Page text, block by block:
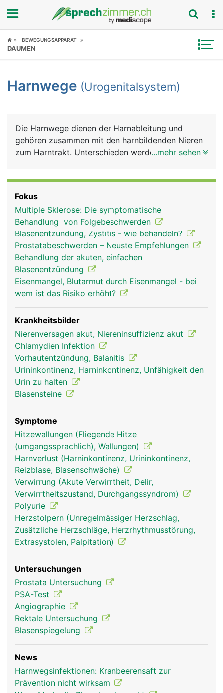
Fokus
Symptome
News
Rubriken
BEWEGUNGSAPPARAT
DAUMEN
Harnwege (Urogenitalsystem)
Die Harnwege dienen der Harnableitung und
gehören zusammen mit den harnbildenden Nieren
zum Harntrakt. Unterschieden werden anatomisch
Die Nieren dienen der Harnbildung, die Harnleiter
zum Harntransport in die Blase, die Harnblase zur
Harnspeicherung und die Harnröhre zur
Harnausscheidung.
...mehr sehen
Fokus
Multiple Sklerose: Die symptomatische
Behandlung von Folgebeschwerden
Blasenentzündung, Zystitis - wie behandeln?
Prostatabeschwerden – Neuste Empfehlungen
Behandlung der akuten, einfachen
Blasenentzündung
Eisenmangel, Blutarmut durch Eisenmangel - bei
wem ist das Risiko erhöht?
Krankheitsbilder
Nierenversagen akut, Niereninsuffizienz akut
Chlamydien Infektion
Vorhautentzündung, Balanitis
Urininkontinenz, Harninkontinenz, Unfähigkeit den
Urin zu halten
Blasensteine
Symptome
Hitzewallungen (Fliegende Hitze
(umgangssprachlich), Wallungen)
Harnverlust (Harninkontinenz, Urininkontinenz,
Reizblase, Blasenschwäche)
Verwirrung (Akute Verwirrtheit, Delir,
Verwirrtheitszustand, Durchgangssyndrom)
Polyurie
Herzstolpern (Unregelmässiger Herzschlag,
Zusätzliche Herzschläge, Herzrhythmusstörung,
Extrasystolen, Palpitation)
Untersuchungen
Prostata Untersuchung
PSA-Test
Angiographie
Rektale Untersuchung
Blasenspiegelung
News
Harnwegsinfektionen: Kranbeerensaft zur
Prävention nicht wirksam